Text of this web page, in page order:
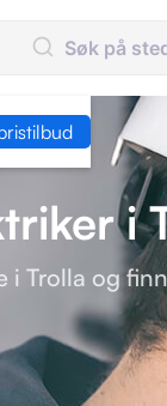
i
i Trolla og